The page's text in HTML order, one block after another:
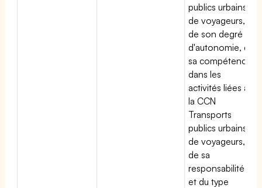
publics urbains
de voyageurs,
de son degré
d'autonomie, de
sa compétence
dans les
activités liées à
la CCN
Transports
publics urbains
de voyageurs,
de sa
responsabilité
et du type